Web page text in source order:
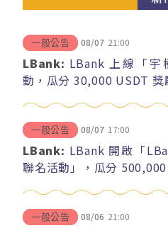
一般公告 08/07 21:00
LBank: LBank 上線「
動，瓜分 30,000 USDT 獎
一般公告 08/07 17:00
LBank: LBank 開啟「
聯名活動」，瓜分
一般公告 08/06 21:00